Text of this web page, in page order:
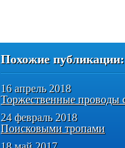
Похожие публикации:
16 апрель 2018
24 февраль 2018
Поисковыми тропами